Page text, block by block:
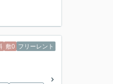
敷0 フリーレント